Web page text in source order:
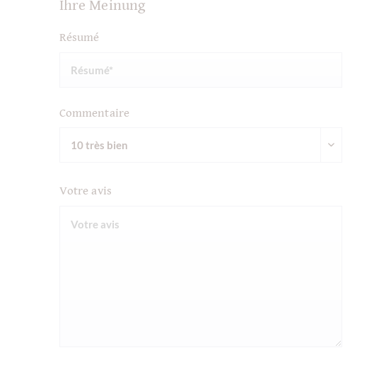
Ihre Meinung
Résumé
Commentaire
Votre avis